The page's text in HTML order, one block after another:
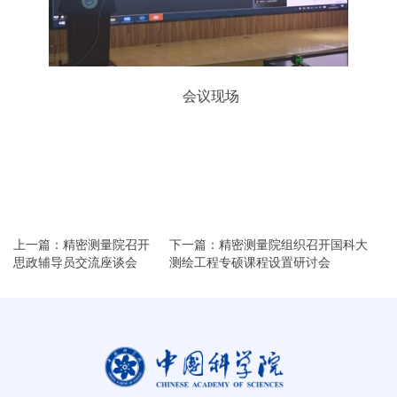
会议现场
上一篇：精密测量院召开
思政辅导员交流座谈会
下一篇：精密测量院组织召开国科大
测绘工程专硕课程设置研讨会